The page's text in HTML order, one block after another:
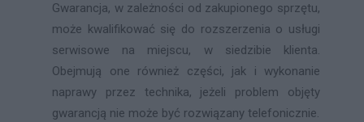
Gwarancja, w zależności od zakupionego sprzętu,
może kwalifikować się do rozszerzenia o usługi
serwisowe na miejscu, w siedzibie klienta.
Obejmują one również części, jak i wykonanie
naprawy przez technika, jeżeli problem objęty
gwarancją nie może być rozwiązany telefonicznie.